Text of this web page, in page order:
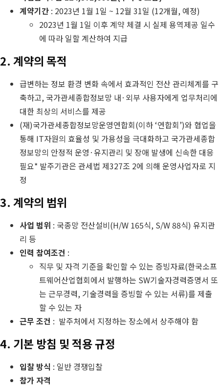
계약기간 : 2023년 1월 1일 ~ 12월 31일 (12개월, 예정)
2023년 1월 1일 이후 계약 체결 시 실제 용역제공 일수
에 따라 일할 계산하여 지급
2. 계약의 목적
급변하는 정보 환경 변화 속에서 효과적인 전산 관리체계를 구
축하고, 국가관세종합정보망 내·외부 사용자에게 업무처리에
대한 최상의 서비스를 제공
(재)국가관세종합정보망운영연합회(이하 ‘연합회’)와 협업을
통해 IT자원의 효율성 및 가용성을 극대화하고 국가관세종합
정보망의 안정적 운영·유지관리 및 장애 발생에 신속한 대응
필요* 발주기관은 관세법 제327조 2에 의해 운영사업자로 지
정
3. 계약의 범위
사업 범위 : 국종망 전산설비(H/W 165식, S/W 88식) 유지관
리 등
인력 참여조건 :
직무 및 자격 기준을 확인할 수 있는 증빙자료(한국소프
트웨어산업협회에서 발행하는 SW기술자경력증명서 또
는 근무경력, 기술경력을 증빙할 수 있는 서류)를 제출
할 수 있는 자
근무 조건 : 발주처에서 지정하는 장소에서 상주해야 함
4. 기본 방침 및 적용 규정
입찰 방식 : 일반 경쟁입찰
참가 자격